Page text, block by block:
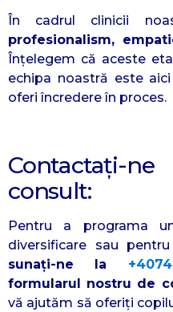
În cadrul clinicii
profesionalism,
Înțelegem că aceste
echipa noastră este
oferi încredere în proces.
consult:
Pentru a programa
diversificare sau
sunați-ne la
formularul nostru de
vă ajutăm să oferiți